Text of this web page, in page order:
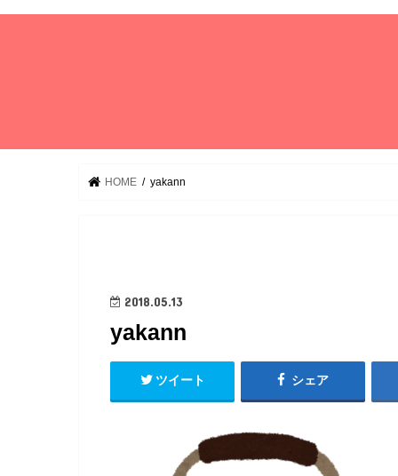
HOME yakann
2018.05.13
yakann
ツイート シェア